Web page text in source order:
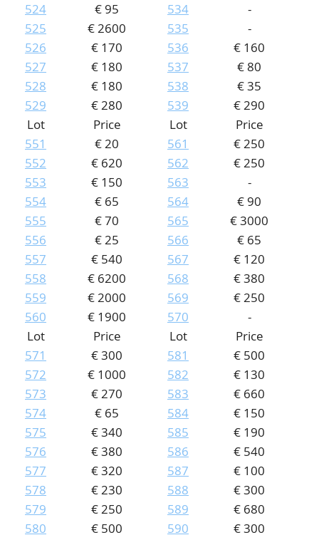
524
€ 95
525
€ 2600
526
€ 170
527
€ 180
528
€ 180
529
€ 280
534
-
535
-
536
€ 160
537
€ 80
538
€ 35
539
€ 290
Lot
Price
551
€ 20
552
€ 620
553
€ 150
554
€ 65
555
€ 70
556
€ 25
557
€ 540
558
€ 6200
559
€ 2000
560
€ 1900
Lot
Price
561
€ 250
562
€ 250
563
-
564
€ 90
565
€ 3000
566
€ 65
567
€ 120
568
€ 380
569
€ 250
570
-
Lot
Price
571
€ 300
572
€ 1000
573
€ 270
574
€ 65
575
€ 340
576
€ 380
577
€ 320
578
€ 230
579
€ 250
580
€ 500
Lot
Price
581
€ 500
582
€ 130
583
€ 660
584
€ 150
585
€ 190
586
€ 540
587
€ 100
588
€ 300
589
€ 680
590
€ 300